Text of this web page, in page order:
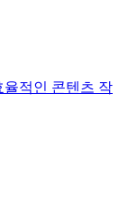
율적인 콘텐츠 작